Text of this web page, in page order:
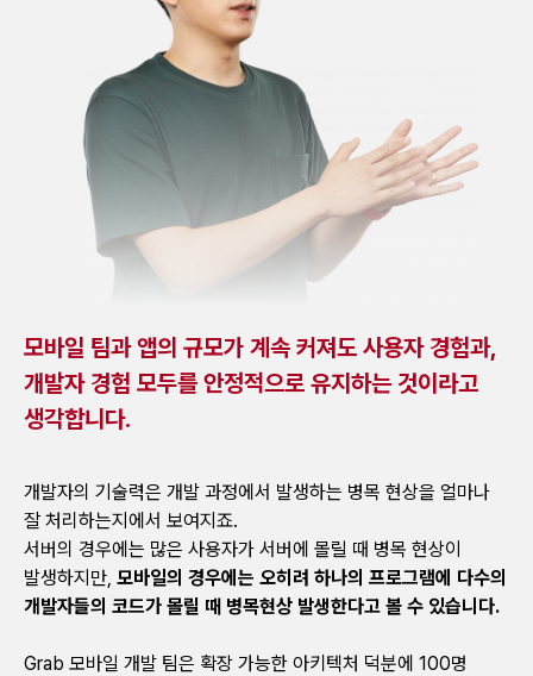
모바일 팀과 앱의 규모가 계속 커져도 사용자 경험과,
개발자 경험 모두를 안정적으로 유지하는 것이라고
생각합니다.
개발자의 기술력은 개발 과정에서 발생하는 병목 현상을 얼마나
잘 처리하는지에서 보여지죠.
서버의 경우에는 많은 사용자가 서버에 몰릴 때 병목 현상이
발생하지만, 모바일의 경우에는 오히려 하나의 프로그램에 다수의
개발자들의 코드가 몰릴 때 병목현상 발생한다고 볼 수 있습니다.
Grab 모바일 개발 팀은 확장 가능한 아키텍처 덕분에 100명